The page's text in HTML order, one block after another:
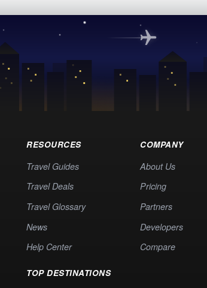
RESOURCES
Travel Guides
Travel Deals
Travel Glossary
News
Help Center
TOP DESTINATIONS
COMPANY
About Us
Pricing
Partners
Developers
Compare